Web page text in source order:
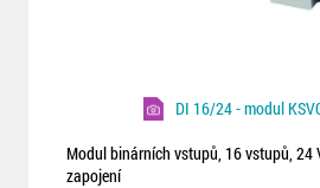
DI 16/24 - modul
Modul binárních vstupů, 16 vstupů, 24
zapojení